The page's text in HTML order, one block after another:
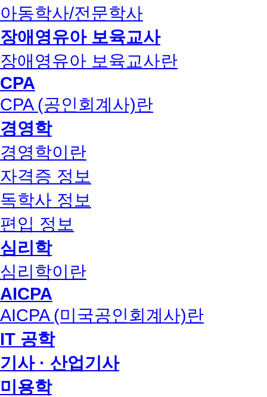
아동학사/전문학사
장애영유아 보육교사
장애영유아 보육교사란
CPA
CPA (공인회계사)란
경영학
경영학이란
자격증 정보
독학사 정보
편입 정보
심리학
심리학이란
AICPA
AICPA (미국공인회계사)란
IT 공학
기사 · 산업기사
미용학